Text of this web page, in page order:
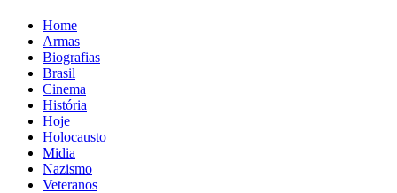
Home
Armas
Biografias
Brasil
Cinema
História
Hoje
Holocausto
Midia
Nazismo
Veteranos